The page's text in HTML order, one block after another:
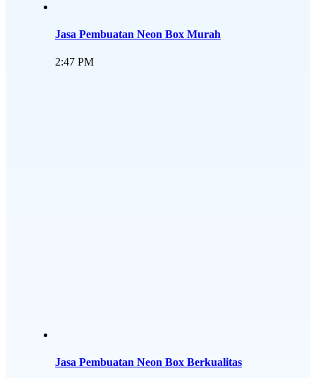
Jasa Pembuatan Neon Box Murah
2:47 PM
Jasa Pembuatan Neon Box Berkualitas